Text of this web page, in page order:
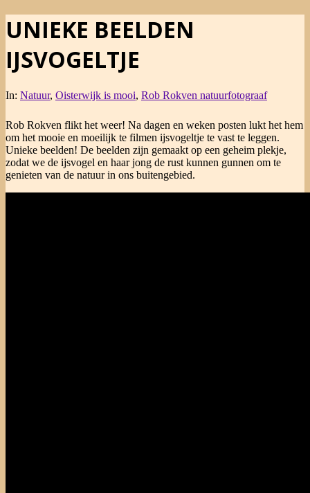
UNIEKE BEELDEN
IJSVOGELTJE
In: Natuur, Oisterwijk is mooi, Rob Rokven natuurfotograaf
Rob Rokven flikt het weer! Na dagen en weken posten lukt het hem
om het mooie en moeilijk te filmen ijsvogeltje te vast te leggen.
Unieke beelden! De beelden zijn gemaakt op een geheim plekje,
zodat we de ijsvogel en haar jong de rust kunnen gunnen om te
genieten van de natuur in ons buitengebied.